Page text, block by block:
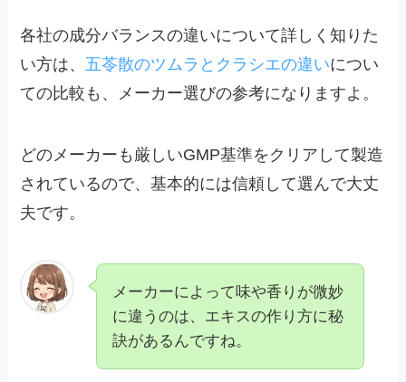
各社の成分バランスの違いについて詳しく知りた
い方は、五苓散のツムラとクラシエの違いについ
ての比較も、メーカー選びの参考になりますよ。
どのメーカーも厳しいGMP基準をクリアして製造
されているので、基本的には信頼して選んで大丈
夫です。
メーカーによって味や香りが微妙
に違うのは、エキスの作り方に秘
訣があるんですね。